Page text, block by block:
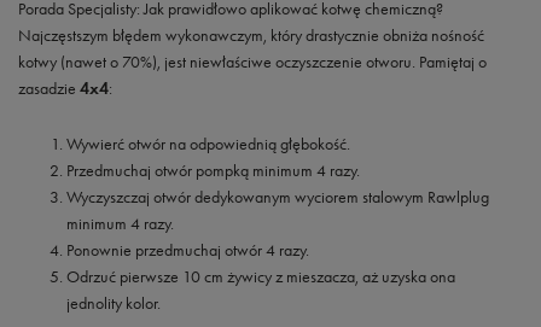
Porada Specjalisty: Jak prawidłowo aplikować kotwę chemiczną?
Najczęstszym błędem wykonawczym, który drastycznie obniża nośność
kotwy (nawet o 70%), jest niewłaściwe oczyszczenie otworu. Pamiętaj o
zasadzie 4x4:
Wywierć otwór na odpowiednią głębokość.
Przedmuchaj otwór pompką minimum 4 razy.
Wyczyszczaj otwór dedykowanym wyciorem stalowym Rawlplug
minimum 4 razy.
Ponownie przedmuchaj otwór 4 razy.
Odrzuć pierwsze 10 cm żywicy z mieszacza, aż uzyska ona
jednolity kolor.